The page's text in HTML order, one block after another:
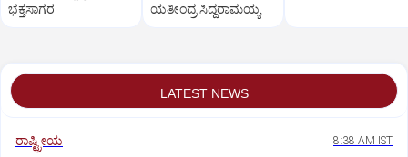
ಭಕ್ತಸಾಗರ
ಯತೀಂದ್ರ ಸಿದ್ದರಾಮಯ್ಯ
LATEST NEWS
ರಾಷ್ಟ್ರೀಯ 8:38 AM IST